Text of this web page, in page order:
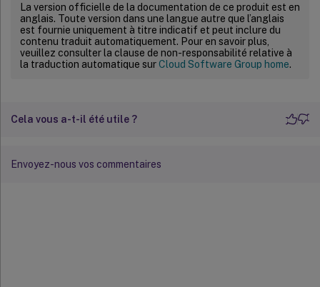
La version officielle de la documentation de ce produit est en
anglais. Toute version dans une langue autre que l’anglais
est fournie uniquement à titre indicatif et peut inclure du
contenu traduit automatiquement. Pour en savoir plus,
veuillez consulter la clause de non-responsabilité relative à
la traduction automatique surCloud Software Group home.
Cela vous a-t-il été utile ?
Envoyez-nous vos commentaires